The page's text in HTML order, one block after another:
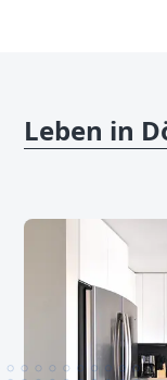
Leben in